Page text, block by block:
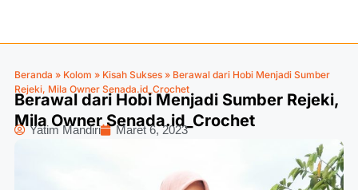
Beranda » Kolom » Kisah Sukses » Berawal dari Hobi Menjadi Sumber
Rejeki, Mila Owner Senada.id_Crochet
Berawal dari Hobi Menjadi Sumber Rejeki,
Mila Owner Senada.id_Crochet
Yatim Mandiri Maret 6, 2023